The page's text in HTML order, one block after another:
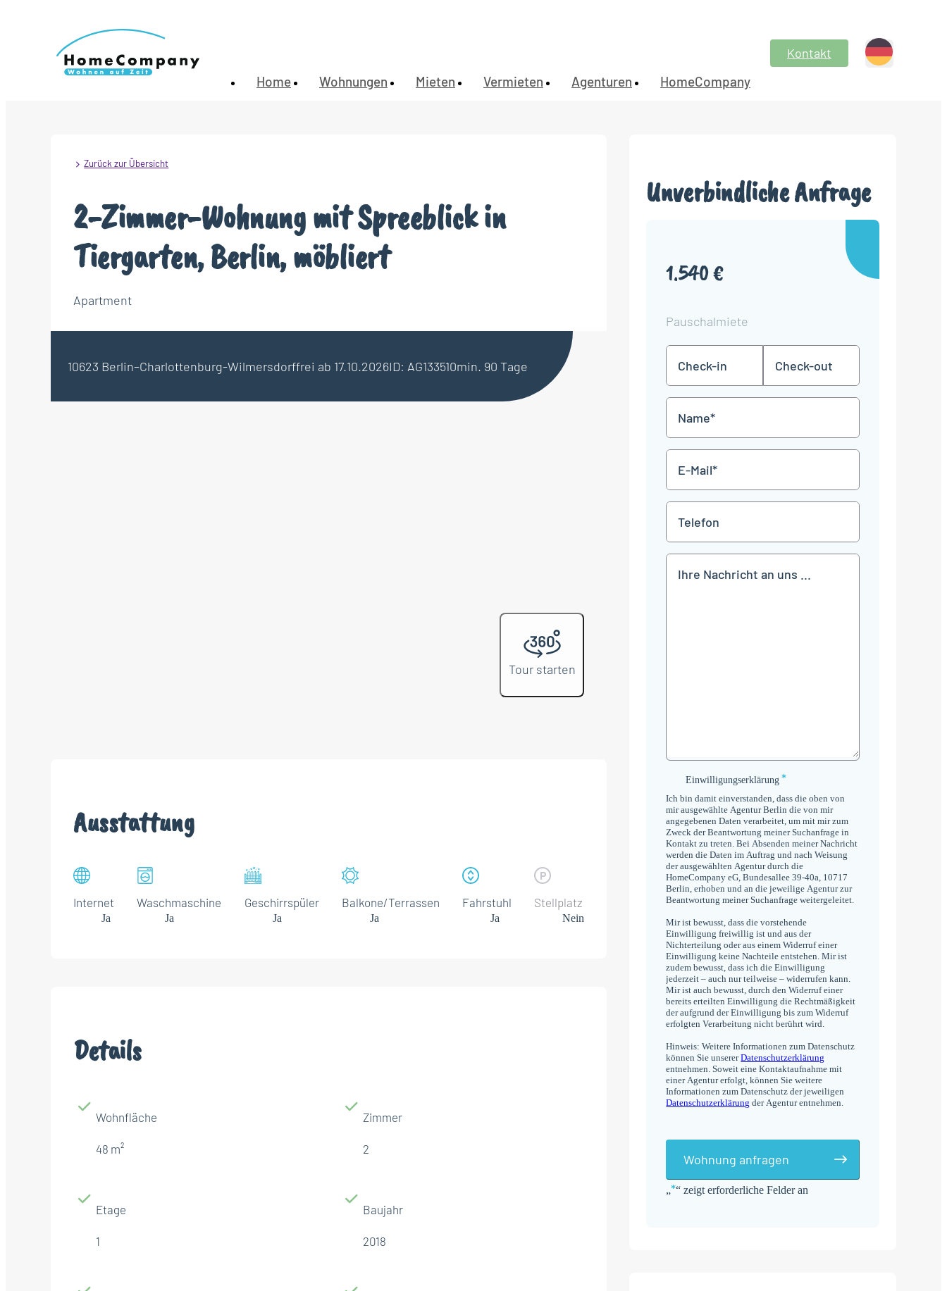
Home Wohnungen Mieten Vermieten Agenturen HomeCompany
Kontakt
Zurück zur Übersicht
2-Zimmer-Wohnung mit Spreeblick in
Tiergarten, Berlin, möbliert
Apartment
10623 Berlin–Charlottenburg-Wilmersdorffrei ab 17.10.2026ID: AG133510min. 90 Tage
Tour starten
Ausstattung
Internet
Ja
Waschmaschine
Ja
Geschirrspüler
Ja
Balkone/Terrassen
Ja
Fahrstuhl
Ja
Stellplatz
Nein
Details
Wohnfläche
48 m²
Zimmer
2
Etage
1
Baujahr
2018
Unverbindliche Anfrage
1.540 €
Pauschalmiete
„*“ zeigt erforderliche Felder an
in
TT
Punkt
MM
JJJJ
TT
Punkt
MM
Mail
*
Einwilligungserklärung
Einwilligungserklärung *
Ich bin damit einverstanden, dass die oben von
mir ausgewählte Agentur Berlin die von mir
angegebenen Daten verarbeitet, um mit mir zum
Zweck der Beantwortung meiner Suchanfrage in
Kontakt zu treten. Bei Absenden meiner Nachricht
werden die Daten im Auftrag und nach Weisung
der ausgewählten Agentur durch die
HomeCompany eG, Bundesallee 39-40a, 10717
Berlin, erhoben und an die jeweilige Agentur zur
Beantwortung meiner Suchanfrage weitergeleitet.
Mir ist bewusst, dass die vorstehende
Einwilligung freiwillig ist und aus der
Nichterteilung oder aus einem Widerruf einer
Einwilligung keine Nachteile entstehen. Mir ist
zudem bewusst, dass ich die Einwilligung
jederzeit – auch nur teilweise – widerrufen kann.
Mir ist auch bewusst, durch den Widerruf einer
bereits erteilten Einwilligung die Rechtmäßigkeit
der aufgrund der Einwilligung bis zum Widerruf
erfolgten Verarbeitung nicht berührt wird.
Hinweis: Weitere Informationen zum Datenschutz
können Sie unsererDatenschutzerklärung
entnehmen. Soweit eine Kontaktaufnahme mit
einer Agentur erfolgt, können Sie weitere
Informationen zum Datenschutz der jeweiligen
Datenschutzerklärung der Agentur entnehmen.
Wohnung anfragen